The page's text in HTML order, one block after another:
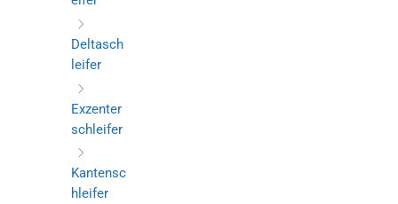
Deltasch
leifer
Exzenter
schleifer
Kantensc
hleifer